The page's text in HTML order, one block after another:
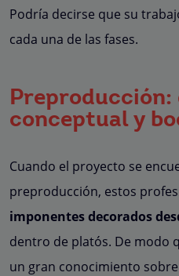
Podría decirse que su
cada una de las fases.
Preproducción:
conceptual y
Cuando el proyecto se
preproducción, estos
imponentes decorados
dentro de platós. De modo
un gran conocimiento